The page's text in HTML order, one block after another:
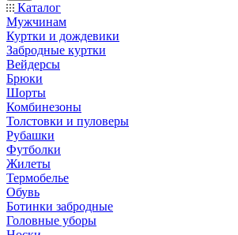
Каталог
Мужчинам
Куртки и дождевики
Забродные куртки
Вейдерсы
Брюки
Шорты
Комбинезоны
Толстовки и пуловеры
Рубашки
Футболки
Жилеты
Термобелье
Обувь
Ботинки забродные
Головные уборы